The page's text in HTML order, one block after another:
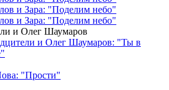
и Зара: "Поделим небо"
и Зара: "Поделим небо"
и Олег Шаумаров
и Олег Шаумаров: "Ты в
"Прости"